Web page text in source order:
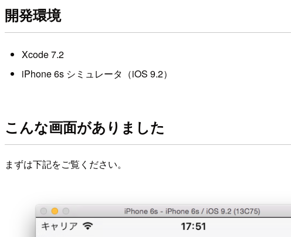
開発環境
Xcode 7.2
iPhone 6s シミュレータ（iOS 9.2）
こんな画面がありました
まずは下記をご覧ください。